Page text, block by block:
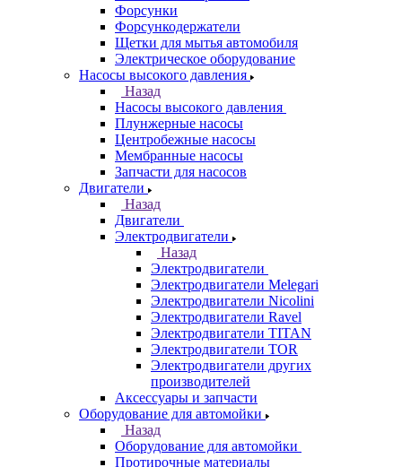
Форсунки
Форсункодержатели
Щетки для мытья автомобиля
Электрическое оборудование
Насосы высокого давления
Назад
Насосы высокого давления
Плунжерные насосы
Центробежные насосы
Мембранные насосы
Запчасти для насосов
Двигатели
Назад
Двигатели
Электродвигатели
Назад
Электродвигатели
Электродвигатели Melegari
Электродвигатели Nicolini
Электродвигатели Ravel
Электродвигатели TITAN
Электродвигатели TOR
Электродвигатели других
производителей
Аксессуары и запчасти
Оборудование для автомойки
Назад
Оборудование для автомойки
Протирочные материалы